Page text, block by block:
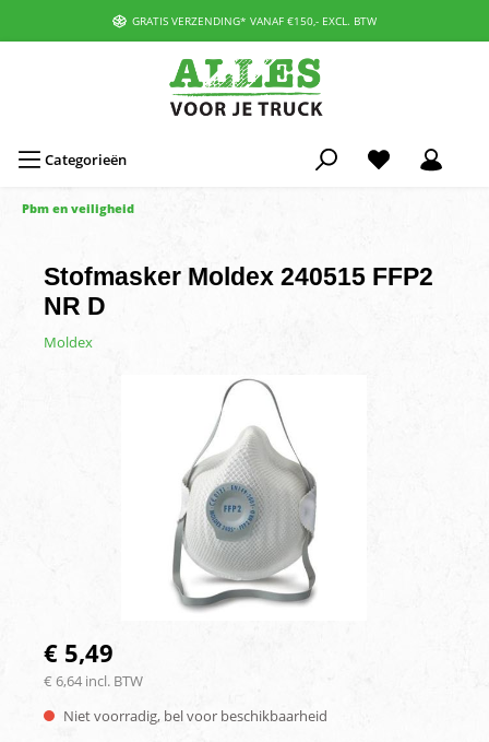
GRATIS VERZENDING* VANAF €150,- EXCL. BTW
Categorieën
Pbm en veiligheid
Stofmasker Moldex 240515 FFP2
NR D
Moldex
€ 5,49
€ 6,64 incl. BTW
Niet voorradig, bel voor beschikbaarheid